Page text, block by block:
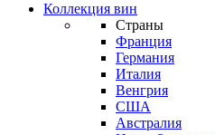
Коллекция вин
Страны
Франция
Германия
Италия
Венгрия
США
Австралия